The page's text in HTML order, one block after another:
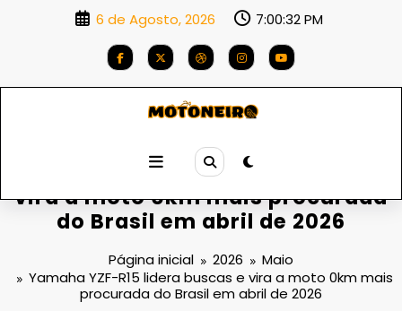
6 de Agosto, 2026 7:00:34 PM
Yamaha YZF-R15 lidera buscas e
vira a moto 0km mais procurada
do Brasil em abril de 2026
Página inicial 2026
Maio
Yamaha YZF-R15 lidera buscas e vira a moto 0km mais
procurada do Brasil em abril de 2026